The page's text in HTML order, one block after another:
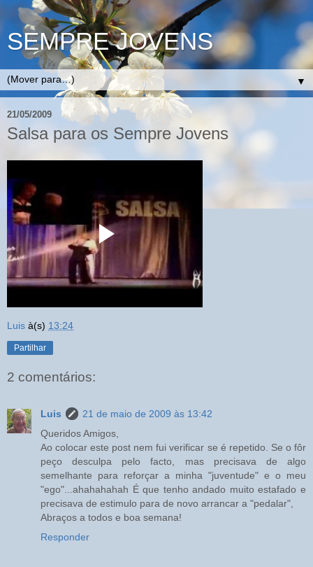
SEMPRE JOVENS
▼
21/05/2009
Salsa para os Sempre Jovens
Luis à(s) 13:24
Partilhar
2 comentários:
Luis
21 de maio de 2009 às 13:42
Queridos Amigos,
Ao colocar este post nem fui verificar se é repetido. Se o fôr
peço desculpa pelo facto, mas precisava de algo
semelhante para reforçar a minha "juventude" e o meu
"ego"...ahahahahah É que tenho andado muito estafado e
precisava de estimulo para de novo arrancar a "pedalar",
Abraços a todos e boa semana!
Responder